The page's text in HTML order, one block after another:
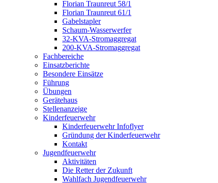
Florian Traunreut 58/1
Florian Traunreut 61/1
Gabelstapler
Schaum-Wasserwerfer
32-KVA-Stromaggregat
200-KVA-Stromaggregat
Fachbereiche
Einsatzberichte
Besondere Einsätze
Führung
Übungen
Gerätehaus
Stellenanzeige
Kinderfeuerwehr
Kinderfeuerwehr Infoflyer
Gründung der Kinderfeuerwehr
Kontakt
Jugendfeuerwehr
Aktivitäten
Die Retter der Zukunft
Wahlfach Jugendfeuerwehr